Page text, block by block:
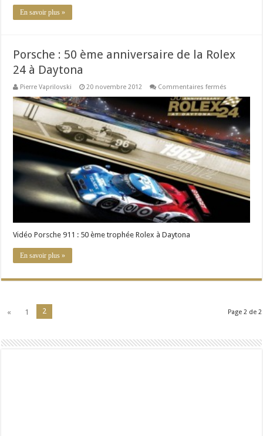
En savoir plus »
Porsche : 50 ème anniversaire de la Rolex
24 à Daytona
Pierre Vaprilovski 20 novembre 2012 Commentaires fermés
:
50
ème
anniversaire
de
la
Rolex
24
à
Vidéo Porsche 911 : 50 ème trophée Rolex à Daytona
En savoir plus »
Page 2 de 2
« 1 2